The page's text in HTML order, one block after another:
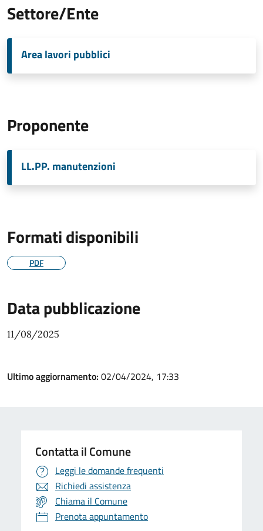
Settore/Ente
Area lavori pubblici
Proponente
LL.PP. manutenzioni
Formati disponibili
PDF
Data pubblicazione
11/08/2025
Ultimo aggiornamento: 02/04/2024, 17:33
Contatta il Comune
Leggi le domande frequenti
Richiedi assistenza
Chiama il Comune
Prenota appuntamento